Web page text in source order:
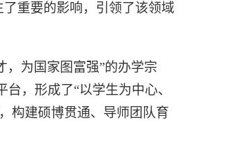
了重要的影响，引领了该领域
，为国家图富强”的办学宗
，形成了“以学生为中心、
构建硕博贯通、导师团队育